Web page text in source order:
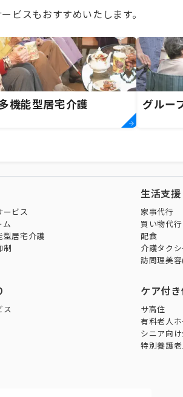
ビスもおすすめいたします。
機能型居宅介護 グルー
ービス
ム
型居宅介護
制
生活支援
家事代行
買い物代行
配食
介護タク
訪問理美
ス
ケア付
サ高住
有料老人
シニア向
特別養護